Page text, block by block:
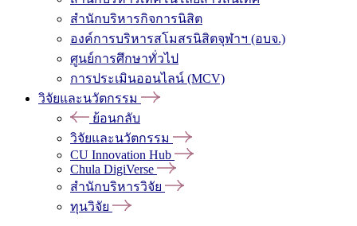
สำนักบริหารกิจการนิสิต
องค์การบริหารสโมสรนิสิตจุฬาฯ (อบจ.)
ศูนย์การศึกษาทั่วไป
การประเมินออนไลน์ (MCV)
วิจัยและนวัตกรรม
ย้อนกลับ
วิจัยและนวัตกรรม
CU Innovation Hub
Chula DigiVerse
สำนักบริหารวิจัย
ทุนวิจัย